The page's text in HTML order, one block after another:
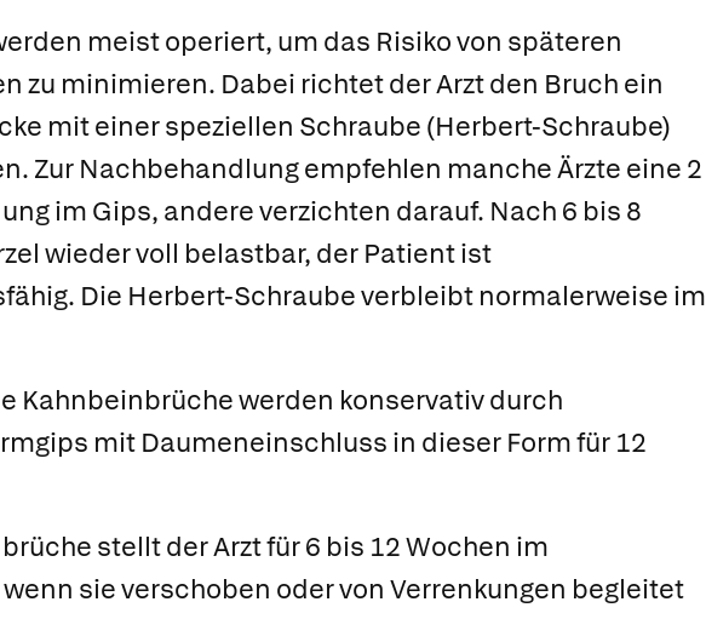
meist operiert, um das Risiko von späteren
zu minimieren. Dabei richtet der Arzt den Bruch ein
mit einer speziellen Schraube (Herbert-Schraube)
Zur Nachbehandlung empfehlen manche Ärzte eine 2
im Gips, andere verzichten darauf. Nach 6 bis 8
wieder voll belastbar, der Patient ist
Die Herbert-Schraube verbleibt normalerweise im
Kahnbeinbrüche werden konservativ durch
mit Daumeneinschluss in dieser Form für 12
stellt der Arzt für 6 bis 12 Wochen im
sie verschoben oder von Verrenkungen begleitet